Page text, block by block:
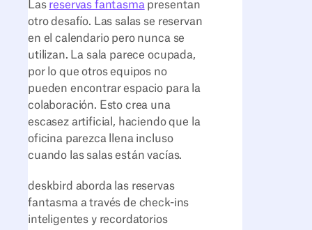
Las reservas fantasma presentan
otro desafío. Las salas se reservan
en el calendario pero nunca se
utilizan. La sala parece ocupada,
por lo que otros equipos no
pueden encontrar espacio para la
colaboración. Esto crea una
escasez artificial, haciendo que la
oficina parezca llena incluso
cuando las salas están vacías.
deskbird aborda las reservas
fantasma a través de check-ins
inteligentes y recordatorios